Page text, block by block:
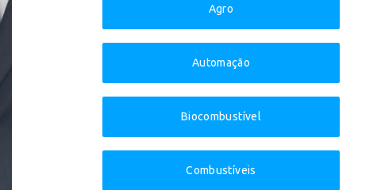
Agro
Automação
Biocombustível
Combustíveis